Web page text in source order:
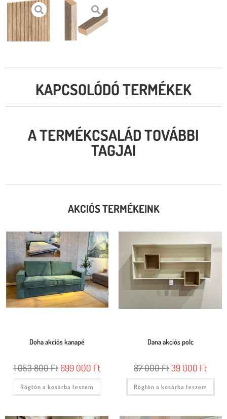
KAPCSOLÓDÓ TERMÉKEK
A TERMÉKCSALÁD TOVÁBBI
TAGJAI
AKCIÓS TERMÉKEINK
Doha akciós kanapé
1 053 800Ft 699 000 Ft
Rögtön a kosárba teszem
Dana akciós polc
87 000Ft39 000 Ft
Rögtön a kosárba teszem